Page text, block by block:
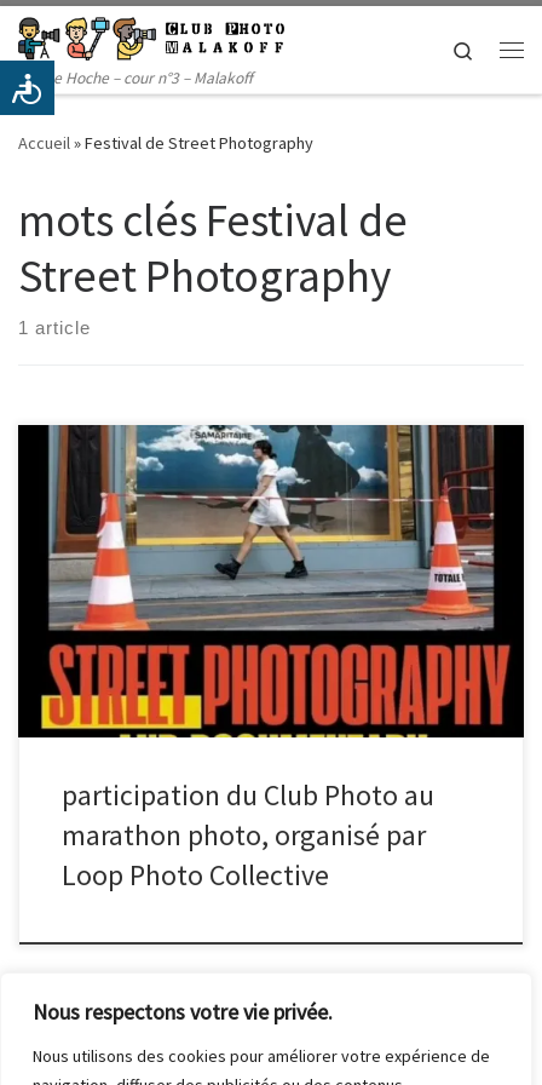
Nous respectons votre vie privée.
Nous utilisons des cookies pour améliorer votre expérience de
Passer au contenu
14 rue Hoche – cour n°3 – Malakoff
Search
Accueil»Festival de Street Photography
mots clés Festival de
Street Photography
1 article
Ce samedi, plusieurs membres du club photo participent à un
marathon photo organisé par le collectif Loop, dans le cadre de
leur 7e festival de street photographie (thème : la ville en
murmures) qui ouvre ses portes ce samedi. Pour les soutenir :
https://www.helloasso.com/associations/association-
loop/formulaires/6
participation du Club Photo au
marathon photo, organisé par
Loop Photo Collective